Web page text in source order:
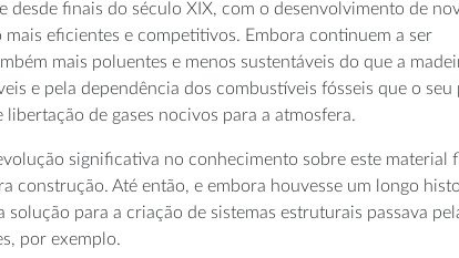
desde finais do século XIX, com o desenvolvimento de
eficientes e competitivos. Embora continuem a ser
mais poluentes e menos sustentáveis do que a
e pela dependência dos combustíveis fósseis que o seu
de gases nocivos para a atmosfera.
significativa no conhecimento sobre este material
construção. Até então, e embora houvesse um longo
para a criação de sistemas estruturais passava
por exemplo.